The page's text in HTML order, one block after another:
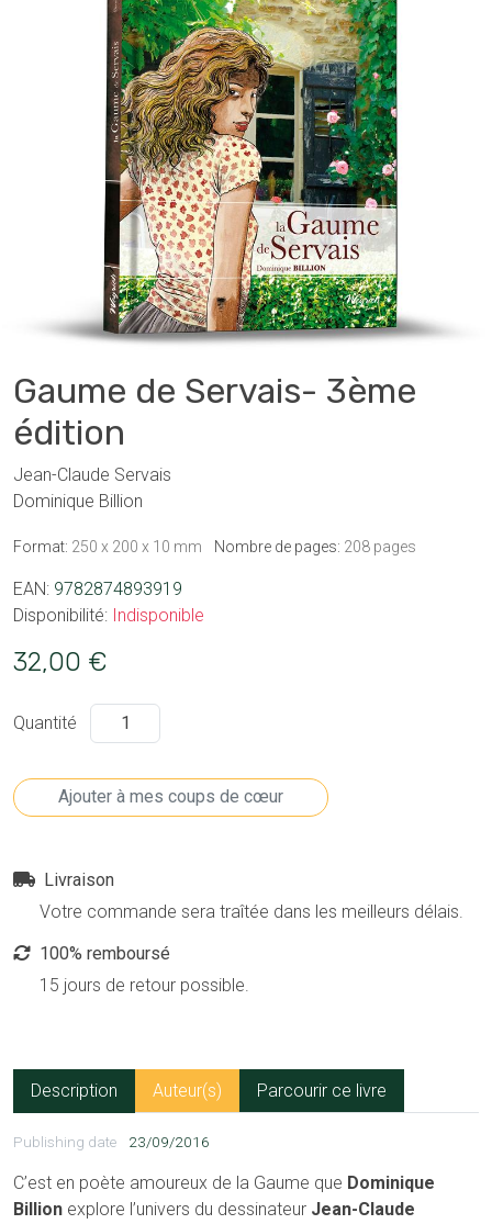
Gaume de Servais- 3ème
édition
Jean-Claude Servais
Dominique Billion
Format: 250 x 200 x 10 mm Nombre de pages: 208 pages
EAN: 9782874893919
Disponibilité: Indisponible
32,00 €
Quantité
Livraison
Votre commande sera traîtée dans les meilleurs délais.
100% remboursé
15 jours de retour possible.
Description Auteur(s) Parcourir ce livre
Publishing date 23/09/2016
C’est en poète amoureux de la Gaume que Dominique
Billion explore l’univers du dessinateur Jean-Claude